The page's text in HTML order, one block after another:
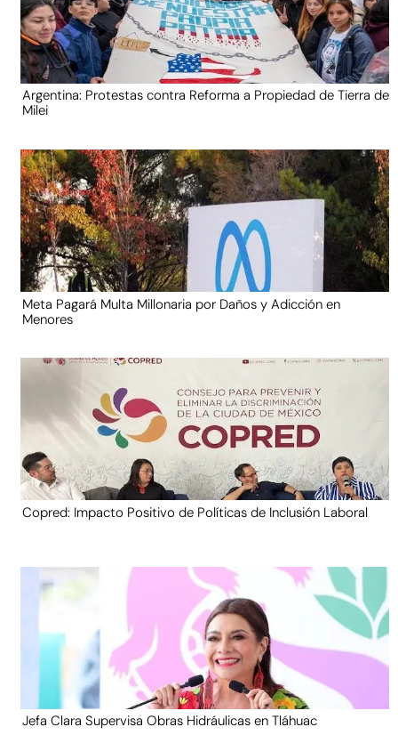
Argentina: Protestas contra Reforma a Propiedad de Tierra de
Milei
Meta Pagará Multa Millonaria por Daños y Adicción en
Menores
Copred: Impacto Positivo de Políticas de Inclusión Laboral
Jefa Clara Supervisa Obras Hidráulicas en Tláhuac